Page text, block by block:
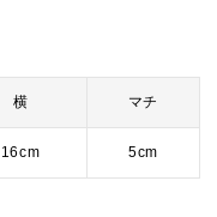
横 マチ
16cm 5cm